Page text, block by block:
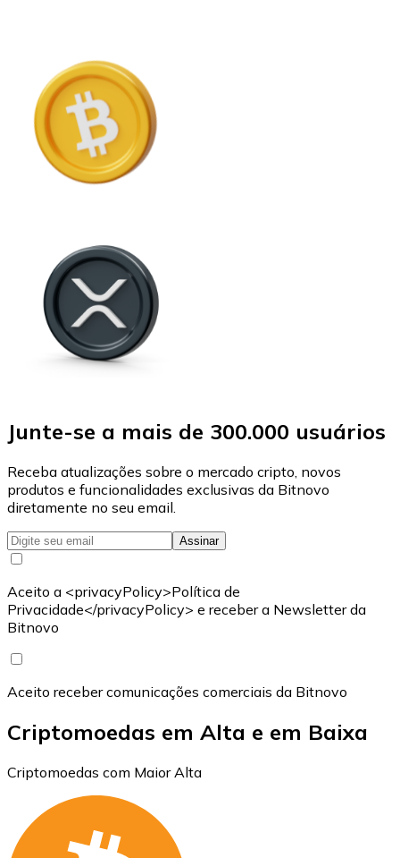
Junte-se a mais de 300.000 usuários
Receba atualizações sobre o mercado cripto, novos
produtos e funcionalidades exclusivas da Bitnovo
diretamente no seu email.
Assinar
Aceito a <privacyPolicy>Política de
Privacidade</privacyPolicy> e receber a Newsletter da
Bitnovo
Aceito receber comunicações comerciais da Bitnovo
Criptomoedas em Alta e em Baixa
Criptomoedas com Maior Alta